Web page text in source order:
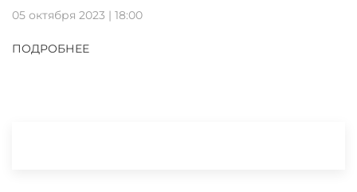
05 октября 2023 | 18:00
ПОДРОБНЕЕ